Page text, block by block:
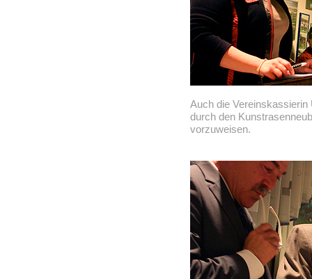
Auch die
durch den
vorzuweisen.